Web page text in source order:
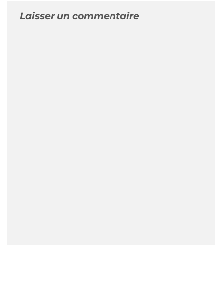
Laisser un commentaire